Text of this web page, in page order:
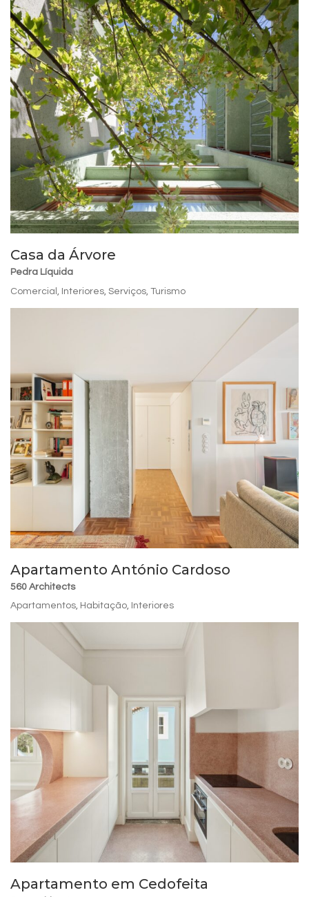
Casa da Árvore
Pedra Líquida
Comercial
Interiores Serviços Turismo
Apartamento António Cardoso
560 Architects
Apartamentos, Habitação, Interiores
Apartamento em Cedofeita